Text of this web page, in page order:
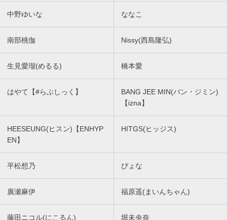
中野ゆいな ななこ
南部桃伽 Nissy(西島隆弘)
生見愛瑠(めるる) 橋本愛
はやて【#らぶしっく】
BANG JEE MIN(バン・ジミン)
【izna】
HEESEUNG(ヒスン)【ENHYP
EN】
HITGS(ヒッジス)
平松想乃 ぴょな
廣瀬麻伊 福原遥(まいんちゃん)
藤田ニコル(にこるん) 堀未央奈